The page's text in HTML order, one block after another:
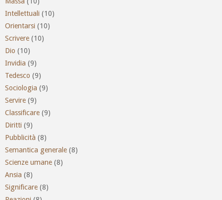
Intellettuali (10)
Orientarsi (10)
Scrivere (10)
Dio (10)
Invidia (9)
Tedesco (9)
Sociologia (9)
Servire (9)
Classificare (9)
Diritti (9)
Pubblicità (8)
Semantica generale (8)
Scienze umane (8)
Ansia (8)
Significare (8)